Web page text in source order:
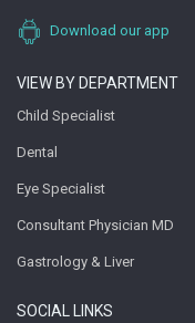
Download our app
VIEW BY DEPARTMENT
Child Specialist
Dental
Eye Specialist
Consultant Physician MD
Gastrology & Liver
SOCIAL LINKS